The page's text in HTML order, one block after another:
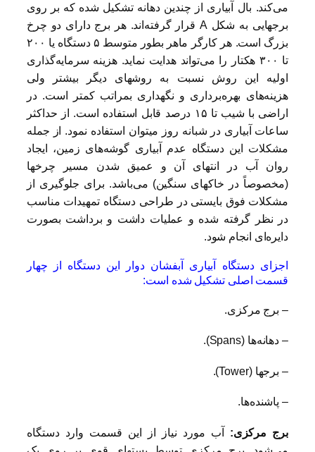
می‌کند. بال آبیاری از چندین دهانه تشکیل شده که بر روی
برجهایی به شکل A قرار گرفته‌اند. هر برج دارای دو چرخ
بزرگ است. هر کارگر ماهر بطور متوسط ۵ دستگاه یا ۲۰۰
تا ۳۰۰ هکتار را می‌تواند هدایت نماید. هزینه‌ سرمایه‌گذاری
اولیه این روش نسبت به روشهای دیگر بیشتر ولی
هزینه‌های بهره‌برداری و نگهداری بمراتب کمتر است. در
اراضی با شیب تا ۱۵ درصد قابل استفاده است. از حداکثر
ساعات آبیاری در شبانه روز میتوان استفاده نمود. از جمله
مشکلات این دستگاه عدم آبیاری گوشه‌های زمین، ایجاد
روان آب در انتهای آن و عمیق شدن مسیر چرخها
(مخصوصاً در خاکهای سنگین) می‌باشد. برای جلوگیری از
مشکلات فوق بایستی در طراحی دستگاه تمهیدات مناسب
در نظر گرفته شده و عملیات داشت و برداشت بصورت
دایره‌ای انجام شود.
اجزای دستگاه آبیاری آبفشان دوار این دستگاه از چهار
قسمت اصلی تشکیل شده است:
– برج مرکزی.
– دهانه‌ها (Spans).
– برجها (Tower).
– پاشنده‌ها.
برج مرکزی: آب مورد نیاز از این قسمت وارد دستگاه